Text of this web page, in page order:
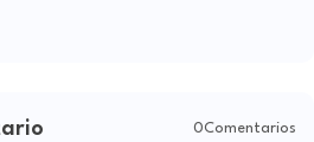
0Comentarios